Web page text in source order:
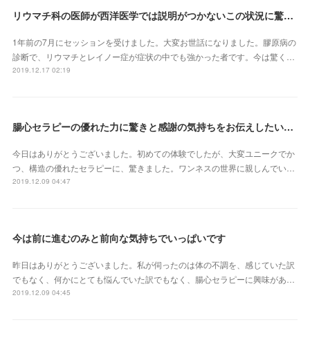
リウマチ科の医師が西洋医学では説明がつかないこの状況に驚いて「何をしたのか?」 と不思議がるばかりです
1年前の7月にセッションを受けました。大変お世話になりました。膠原病の
診断で、リウマチとレイノー症が症状の中でも強かった者です。今は驚く…
2019.12.17 02:19
腸心セラピーの優れた力に驚きと感謝の気持ちをお伝えしたいです
今日はありがとうございました。初めての体験でしたが、大変ユニークでか
つ、構造の優れたセラピーに、驚きました。ワンネスの世界に親しんでい…
2019.12.09 04:47
今は前に進むのみと前向な気持ちでいっぱいです
昨日はありがとうございました。私が伺ったのは体の不調を、感じていた訳
でもなく、何かにとても悩んでいた訳でもなく、腸心セラピーに興味があ…
2019.12.09 04:45